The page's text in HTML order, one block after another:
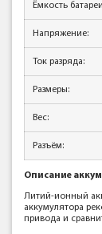
Ёмкость
Напряжение:
Ток разряда:
Размеры:
Вес:
Разъём:
Описание
Литий-ионный
аккумулятора
привода и